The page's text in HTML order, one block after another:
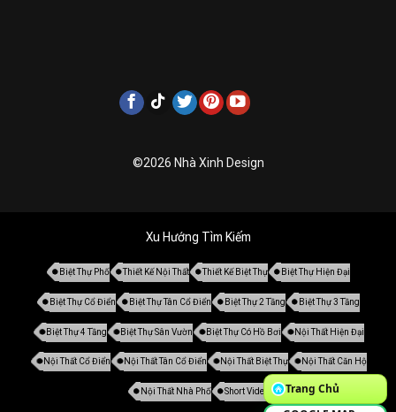
©2026 Nhà Xinh Design
Xu Hướng Tìm Kiếm
Biệt Thự Phố Thiết Kế Nội Thất Thiết Kế Biệt Thự Biệt Thự Hiện Đại
Biệt Thự Cổ Điển Biệt Thự Tân Cổ Điển Biệt Thự 2 Tầng Biệt Thự 3 Tầng
Biệt Thự 4 Tầng Biệt Thự Sân Vườn Biệt Thự Có Hồ Bơi Nội Thất Hiện Đại
Nội Thất Cổ Điển Nội Thất Tân Cổ Điển Nội Thất Biệt Thự Nội Thất Căn Hộ
Nội Thất Nhà Phố Short Video
Trang Chủ